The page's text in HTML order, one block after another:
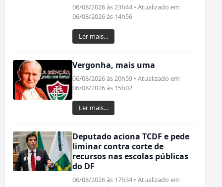
06/08/2026 às 23h44 • Atualizado em
06/08/2026 às 14h56
Ler mais...
Vergonha, mais uma
06/08/2026 às 20h59 • Atualizado em
06/08/2026 às 15h02
Ler mais...
Deputado aciona TCDF e pede
liminar contra corte de
recursos nas escolas públicas
do DF
06/08/2026 às 17h34 • Atualizado em